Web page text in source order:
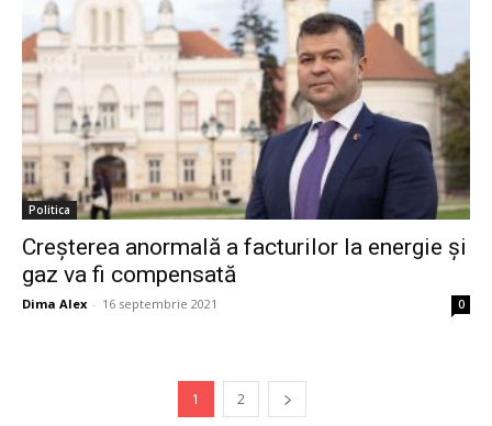
Politica
Creșterea anormală a facturilor la energie și
gaz va fi compensată
Dima Alex - 16 septembrie 2021 0
1 2